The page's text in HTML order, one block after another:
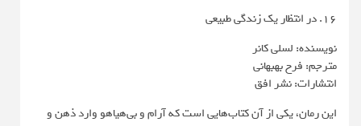
16. در انتظار یک زندگی طبیعی
نویسنده: لسلی کانر
مترجم: فرح بهبهانی
انتشارات: نشر افق
این رمان، یکی از آن کتاب‌هایی است که آرام و بی‌هیاهو وارد ذهن و